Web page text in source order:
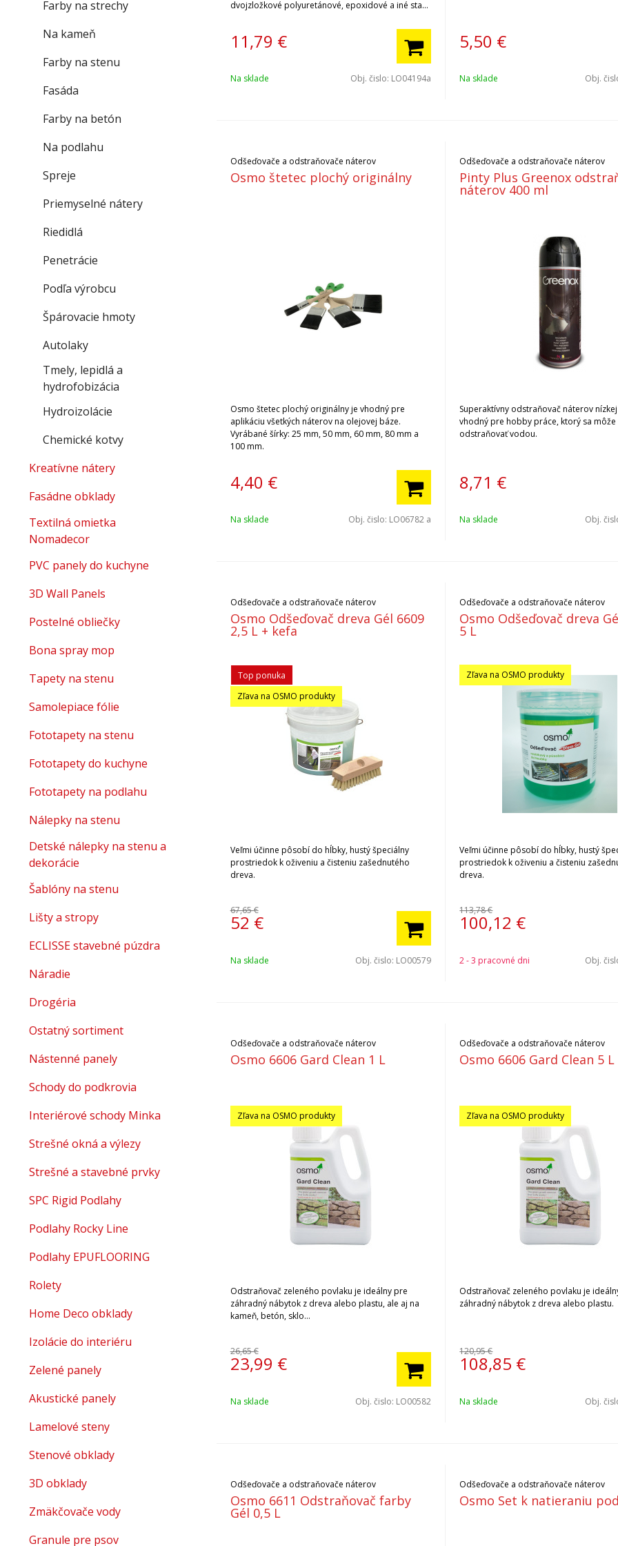
dvojzložkové polyuretánové, epoxidové a iné staré
11,79 €
Na sklade Obj. čislo: LO04194a
5,50 €
Na sklade Obj.
Odšeďovače a odstraňovače náterov
Osmo štetec plochý originálny
Osmo štetec plochý originálny je vhodný pre
aplikáciu všetkých náterov na olejovej báze.
Vyrábané šírky: 25 mm, 50 mm, 60 mm, 80 mm a
100 mm.
4,40 €
Na sklade Obj. čislo: LO06782 a
Odšeďovače a odstraňovače náterov
Pinty Plus Greenox
náterov 400 ml
Superaktívny odstraňovač náterov
vhodný pre hobby práce, ktorý sa môže
odstraňovať vodou.
8,71 €
Na sklade Obj.
Odšeďovače a odstraňovače náterov
Osmo Odšeďovač dreva Gél 6609
2,5 L + kefa
Top ponuka
Zľava na OSMO produkty
Veľmi účinne pôsobí do hĺbky, hustý špeciálny
prostriedok k oživeniu a čisteniu zašednutého
dreva.
67,65 €
52 €
Na sklade Obj. čislo: LO00579
Odšeďovače a odstraňovače náterov
Osmo Odšeďovač dreva
5 L
Zľava na OSMO produkty
Veľmi účinne pôsobí do hĺbky, hustý
prostriedok k oživeniu a čisteniu
dreva.
113,78 €
100,12 €
2 - 3 pracovné dni Obj.
Odšeďovače a odstraňovače náterov
Osmo 6606 Gard Clean 1 L
Zľava na OSMO produkty
Odstraňovač zeleného povlaku je ideálny pre
záhradný nábytok z dreva alebo plastu, ale aj na
kameň, betón, sklo...
26,65 €
23,99 €
Na sklade Obj. čislo: LO00582
Odšeďovače a odstraňovače náterov
Osmo 6606 Gard Clean 5 L
Zľava na OSMO produkty
Odstraňovač zeleného povlaku je
záhradný nábytok z dreva alebo plastu.
120,95 €
108,85 €
Na sklade Obj.
Odšeďovače a odstraňovače náterov
Osmo 6611 Odstraňovač farby
Gél 0,5 L
Odšeďovače a odstraňovače náterov
Osmo Set k natieraniu
Farby na strechy
Na kameň
Farby na stenu
Fasáda
Farby na betón
Na podlahu
Spreje
Priemyselné nátery
Riedidlá
Penetrácie
Podľa výrobcu
Špárovacie hmoty
Autolaky
Tmely, lepidlá a
hydrofobizácia
Hydroizolácie
Chemické kotvy
Kreatívne nátery
Fasádne obklady
Textilná omietka
Nomadecor
PVC panely do kuchyne
3D Wall Panels
Postelné obliečky
Bona spray mop
Tapety na stenu
Samolepiace fólie
Fototapety na stenu
Fototapety do kuchyne
Fototapety na podlahu
Nálepky na stenu
Detské nálepky na stenu a
dekorácie
Šablóny na stenu
Lišty a stropy
ECLISSE stavebné púzdra
Náradie
Drogéria
Ostatný sortiment
Nástenné panely
Schody do podkrovia
Interiérové schody Minka
Strešné okná a výlezy
Strešné a stavebné prvky
SPC Rigid Podlahy
Podlahy Rocky Line
Podlahy EPUFLOORING
Rolety
Home Deco obklady
Izolácie do interiéru
Zelené panely
Akustické panely
Lamelové steny
Stenové obklady
3D obklady
Zmäkčovače vody
Granule pre psov